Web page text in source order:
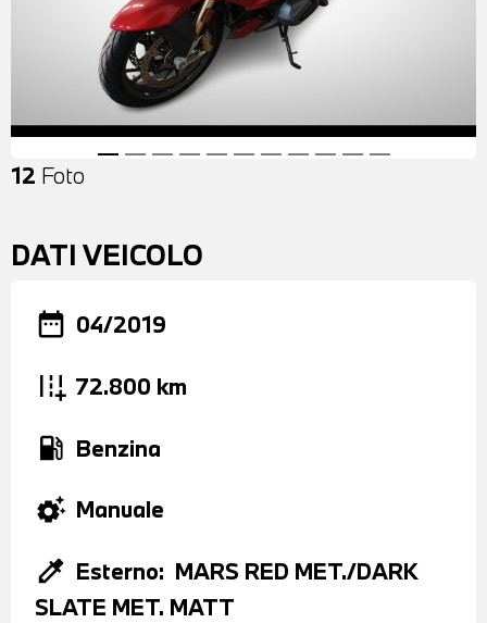
12 Foto
DATI VEICOLO
date_range 04/2019
add_road 72.800 km
local_gas_station Benzina
settings_suggest Manuale
colorize Esterno: MARS RED MET./DARK
SLATE MET. MATT